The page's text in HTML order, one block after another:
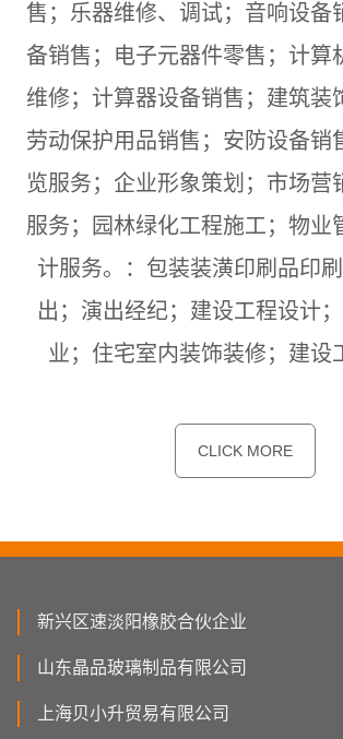
售；乐器维修、调试；音响设备
备销售；电子元器件零售；计算
维修；计算器设备销售；建筑装
劳动保护用品销售；安防设备销
览服务；企业形象策划；市场营
服务；园林绿化工程施工；物业
计服务。：包装装潢印刷品印
出；演出经纪；建设工程设计
业；住宅室内装饰装修；建设
CLICK MORE
新兴区速淡阳橡胶合伙企业
山东晶品玻璃制品有限公司
上海贝小升贸易有限公司